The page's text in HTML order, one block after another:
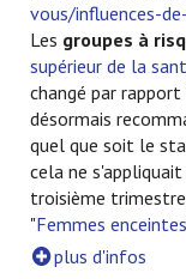
vous/influences-
Les groupes à
supérieur de la
changé par
désormais
quel que soit le
cela ne
troisième
"Femmes enceintes
plus d'infos